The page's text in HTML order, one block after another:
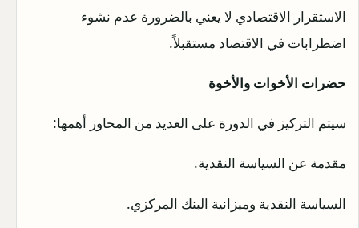
الاستقرار الاقتصادي لا يعني بالضرورة عدم نشوء
اضطرابات في الاقتصاد مستقبلاً.
حضرات الأخوات والأخوة
سيتم التركيز في الدورة على العديد من المحاور أهمها:
مقدمة عن السياسة النقدية.
السياسة النقدية وميزانية البنك المركزي.